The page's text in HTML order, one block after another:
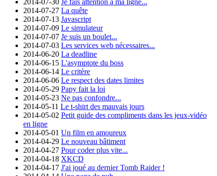
2014-07-27 La quête
2014-07-13 Javascript
2014-07-09 Le simulateur
2014-07-07 Je suis un boulet...
2014-07-03 Les services web nécessaires...
2014-06-20 La deadline
2014-06-15 L'asymptote du boss
2014-06-14 Le critère
2014-06-06 Le respect des dates limites
2014-05-29 Papy fait la loi
2014-05-23 Ne pas confondre...
2014-05-11 Le t-shirt des mauvais jours
2014-05-02 Petit guide des compliments dans les jeux-vidéo
en ligne
2014-05-01 Un film en amoureux
2014-04-29 Le nouveau bâtiment
2014-04-27 Pour coder plus vite...
2014-04-18 XKCD
2014-04-17 J'ai joué au dernier Tomb Raider !